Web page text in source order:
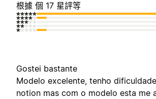
根據 個 17 星評等
Gostei bastante
Modelo excelente, tenho
notion mas com o modelo esta me